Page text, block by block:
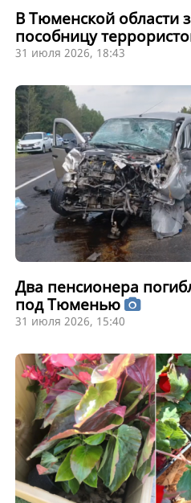
В Тюменской области
пособницу
31 июля 2026, 18:43
Два пенсионера
под Тюменью
31 июля 2026, 15:40